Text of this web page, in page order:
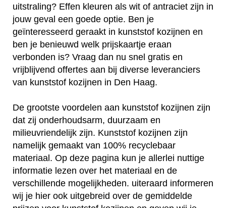
uitstraling? Effen kleuren als wit of antraciet zijn in
jouw geval een goede optie. Ben je
geïnteresseerd geraakt in kunststof kozijnen en
ben je benieuwd welk prijskaartje eraan
verbonden is? Vraag dan nu snel gratis en
vrijblijvend offertes aan bij diverse leveranciers
van kunststof kozijnen in Den Haag.
De grootste voordelen aan kunststof kozijnen zijn
dat zij onderhoudsarm, duurzaam en
milieuvriendelijk zijn. Kunststof kozijnen zijn
namelijk gemaakt van 100% recyclebaar
materiaal. Op deze pagina kun je allerlei nuttige
informatie lezen over het materiaal en de
verschillende mogelijkheden. uiteraard informeren
wij je hier ook uitgebreid over de gemiddelde